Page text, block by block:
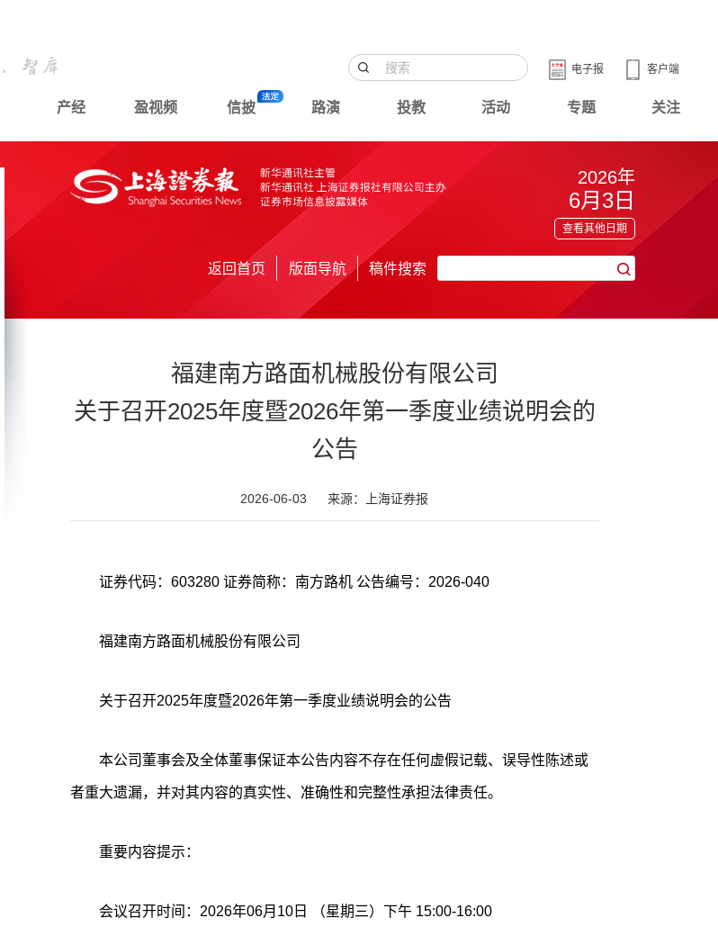
客户端
电子报
产经 盈视频 信披 路演 投教 活动 专题 关注
2026年
6月3日
查看其他日期
返回首页 版面导航 稿件搜索
福建南方路面机械股份有限公司
关于召开2025年度暨2026年第一季度业绩说明会的
公告
2026-06-03 来源：上海证券报
证券代码：603280 证券简称：南方路机 公告编号：2026-040
福建南方路面机械股份有限公司
关于召开2025年度暨2026年第一季度业绩说明会的公告
本公司董事会及全体董事保证本公告内容不存在任何虚假记载、误导性陈述或
者重大遗漏，并对其内容的真实性、准确性和完整性承担法律责任。
重要内容提示：
会议召开时间：2026年06月10日 （星期三）下午 15:00-16:00